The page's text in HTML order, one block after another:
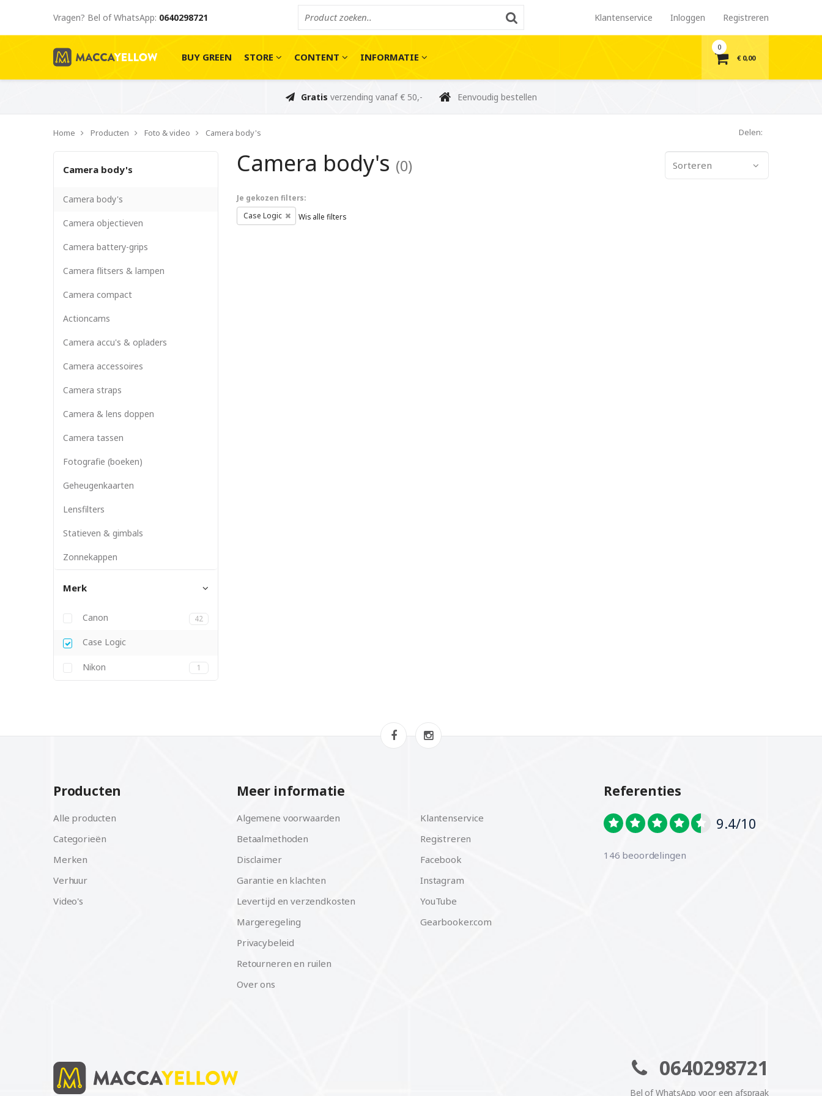
Vragen? Bel of WhatsApp: 0640298721 Klantenservice Inloggen Registreren
BUY GREEN STORE CONTENT INFORMATIE
0
€ 0,00
Gratis verzending vanaf € 50,- Eenvoudig bestellen
Home Producten Foto & video Camera body's Delen:
Camera body's
Camera body's
Camera objectieven
Camera battery-grips
Camera flitsers & lampen
Camera compact
Actioncams
Camera accu's & opladers
Camera accessoires
Camera straps
Camera & lens doppen
Camera tassen
Fotografie (boeken)
Geheugenkaarten
Lensfilters
Statieven & gimbals
Zonnekappen
Merk
Canon 42
Case Logic
Nikon 1
Sorteren
Camera body's (0)
Je gekozen filters:
Case Logic Wis alle filters
Producten
Alle producten
Categorieën
Merken
Verhuur
Video's
Meer informatie
Algemene voorwaarden
Betaalmethoden
Disclaimer
Garantie en klachten
Levertijd en verzendkosten
Margeregeling
Privacybeleid
Retourneren en ruilen
Over ons
Klantenservice
Registreren
Facebook
Instagram
YouTube
Gearbooker.com
Referenties
9.4/10
146 beoordelingen
0640298721
Bel of WhatsApp voor een afspraak